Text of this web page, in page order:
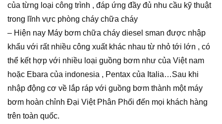
của từng loại công trình , đáp ứng đầy đủ nhu cầu kỹ thuật
trong lĩnh vực phòng cháy chữa cháy
– Hiện nay Máy bơm chữa cháy diesel sman được nhập
khẩu với rất nhiều công xuất khác nhau từ nhỏ tới lớn , có
thể kết hợp với nhiều loại guồng bơm như của Việt nam
hoặc Ebara của indonesia , Pentax của Italia…Sau khi
nhập động cơ về lắp ráp với guồng bơm thành một máy
bơm hoàn chỉnh Đại Việt Phân Phối đến mọi khách hàng
trên toàn quốc.